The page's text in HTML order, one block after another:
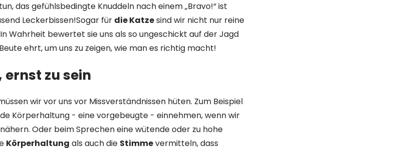
das gefühlsbedingte Knuddeln nach einem „Bravo!“ ist
Leckerbissen!Sogar für die Katzesind wir nicht nur reine
Wahrheit bewertet sie uns als so ungeschickt auf der Jagd
ehrt, um uns zu zeigen, wie man es richtig macht!
ernst zu sein
wir vor uns vor Missverständnissen hüten. Zum Beispiel
Körperhaltung - eine vorgebeugte - einnehmen, wenn wir
Oder beim Sprechen eine wütende oder zu hohe
Körperhaltung als auch die Stimmevermitteln, dass